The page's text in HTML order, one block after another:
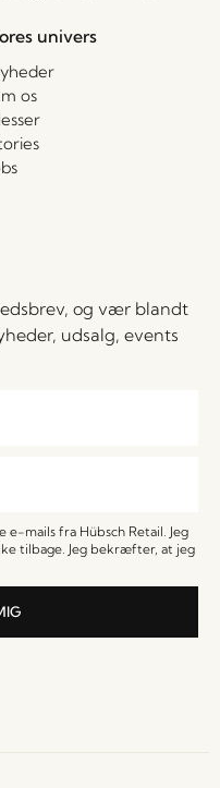
univers
os
og vær blandt
udsalg, events
e-mails fra Hübsch Retail. Jeg
tilbage. Jeg bekræfter, at jeg